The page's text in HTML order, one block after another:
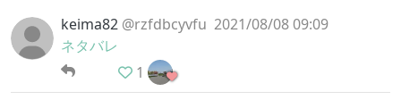
keima82 @rzfdbcyvfu 2021/08/08 09:09
ネタバレ
1